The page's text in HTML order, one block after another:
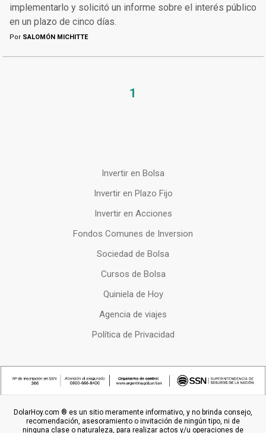
implementarlo y solicitó un informe sobre el interés público
en un plazo de cinco días.
Por SALOMÓN MICHITTE
1
Invertir en Bolsa
Invertir en Plazo Fijo
Invertir en Acciones
Fondos Comunes de Inversion
Sociedad de Bolsa
Cursos de Bolsa
Quiniela de Hoy
Agencia de viajes
Política de Privacidad
DolarHoy.com ® es un sitio meramente informativo, y no brinda consejo,
recomendación, asesoramiento o invitación de ningún tipo, ni de
ninguna clase o naturaleza, para realizar actos y/u operaciones de